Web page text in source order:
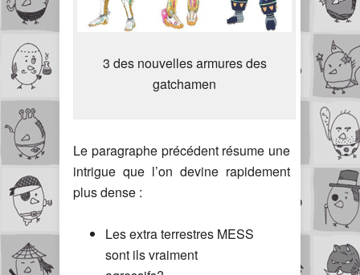
3 des nouvelles armures des
gatchamen
Le paragraphe précédent résume une
intrigue que l’on devine rapidement
plus dense :
Les extra terrestres MESS
sont ils vraiment